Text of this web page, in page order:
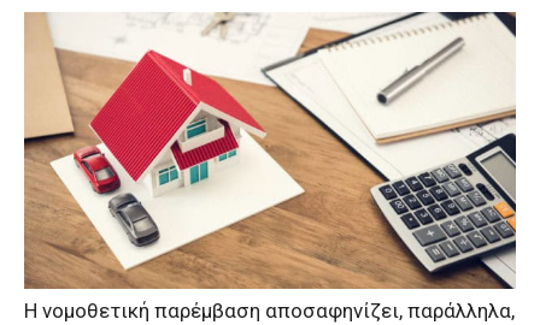
Η νομοθετική παρέμβαση αποσαφηνίζει, παράλληλα,